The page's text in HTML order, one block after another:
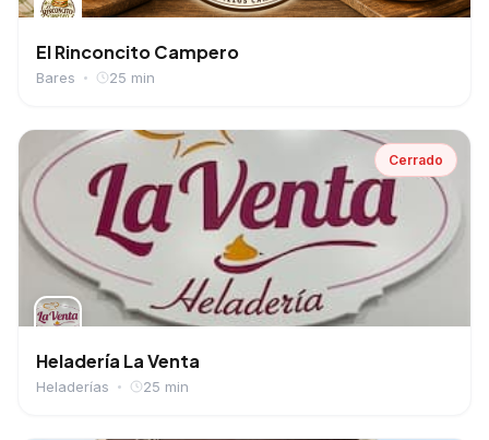
El Rinconcito Campero
Bares 25 min
Cerrado
Heladería La Venta
Heladerías 25 min